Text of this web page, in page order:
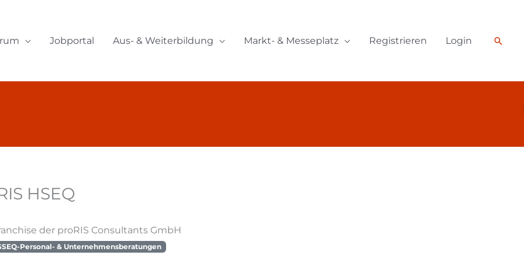
Jobportal Aus- & Weiterbildung Markt- & Messeplatz Registrieren Login
HSEQ
der proRIS Consultants GmbH
Personal- & Unternehmensberatungen